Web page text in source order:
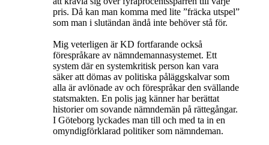
pris. Då kan man komma med lite ”fräcka utspel”
som man i slutändan ändå inte behöver stå för.
Mig veterligen är KD fortfarande också
förespråkare av nämndemannasystemet. Ett
system där en systemkritisk person kan vara
säker att dömas av politiska påläggskalvar som
alla är avlönade av och förespråkar den svällande
statsmakten. En polis jag känner har berättat
historier om sovande nämndemän på rättegångar.
I Göteborg lyckades man till och med ta in en
omyndigförklarad politiker som nämndeman.